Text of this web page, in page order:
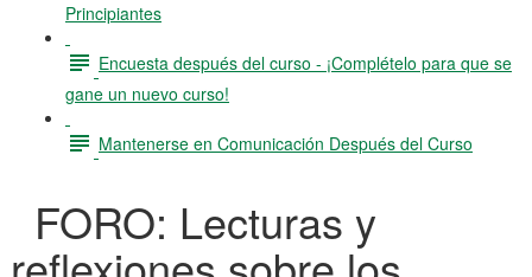
Principiantes
Encuesta después del curso - ¡Complételo para que se
gane un nuevo curso!
Mantenerse en Comunicación Después del Curso
FORO: Lecturas y